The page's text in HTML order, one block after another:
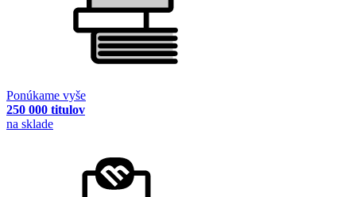
Ponúkame vyše
250 000 titulov
na sklade